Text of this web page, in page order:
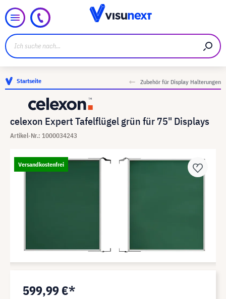
Startseite Zubehör für Display Halterungen
celexon Expert Tafelflügel grün für 75" Displays
Artikel-Nr.: 1000034243
Versandkostenfrei
599,99 €*